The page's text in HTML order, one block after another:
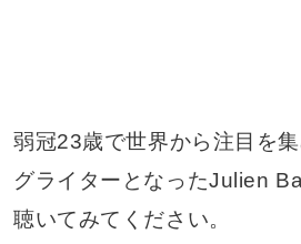
弱冠23歳で世界から注目を
グライターとなったJulien
聴いてみてください。